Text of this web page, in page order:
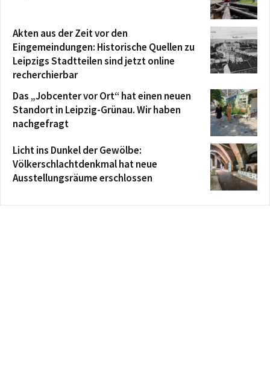
Akten aus der Zeit vor den
Eingemeindungen: Historische Quellen zu
Leipzigs Stadtteilen sind jetzt online
recherchierbar
Das „Jobcenter vor Ort“ hat einen neuen
Standort in Leipzig-Grünau. Wir haben
nachgefragt
Licht ins Dunkel der Gewölbe:
Völkerschlachtdenkmal hat neue
Ausstellungsräume erschlossen